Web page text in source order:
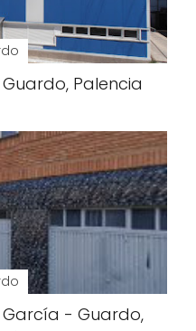
Palencia
García - Guardo,